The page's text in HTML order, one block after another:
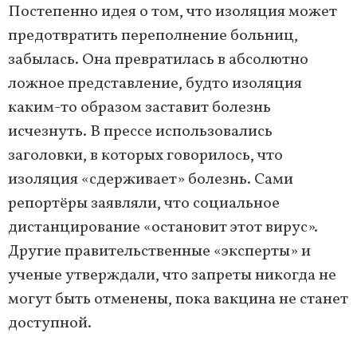
Постепенно идея о том, что изоляция может
предотвратить переполнение больниц,
забылась. Она превратилась в абсолютно
ложное представление, будто изоляция
каким-то образом заставит болезнь
исчезнуть. В прессе использовались
заголовки, в которых говорилось, что
изоляция «сдерживает» болезнь. Сами
репортёры заявляли, что социальное
дистанцирование «остановит этот вирус».
Другие правительственные «эксперты» и
ученые утверждали, что запреты никогда не
могут быть отменены, пока вакцина не станет
доступной.